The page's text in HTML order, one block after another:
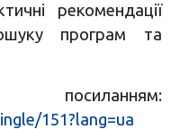
рекомендації
програм та
151?lang=ua